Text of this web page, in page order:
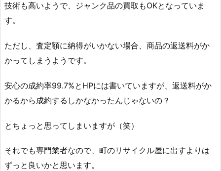
技術も高いようで、ジャンク品の買取もOKとなっていま
す。
ただし、査定額に納得がいかない場合、商品の返送料がか
かってしまうようです。
安心の成約率99.7%とHPには書いていますが、返送料がか
かるから成約するしかなかったんじゃないの？
とちょっと思ってしまいますが（笑）
それでも専門業者なので、町のリサイクル屋に出すよりは
ずっと良いかと思います。